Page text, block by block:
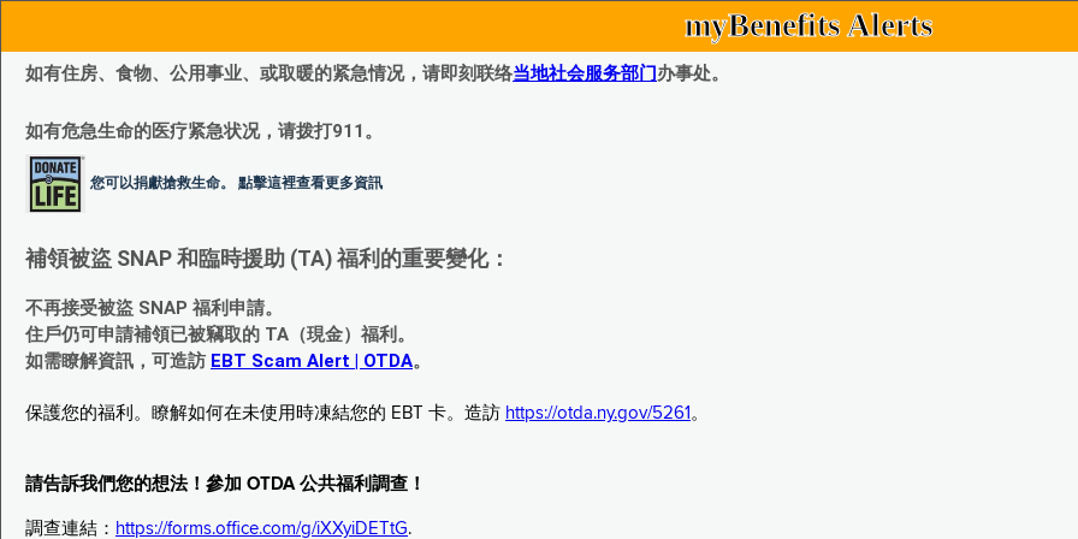
myBenefits Alerts
如有住房、食物、公用事业、或取暖的紧急情况，请即刻联络当地社会服务部门办事处。
如有危急生命的医疗紧急状况，请拨打911。
您可以捐獻搶救生命。 點擊這裡查看更多資訊
補領被盜 SNAP 和臨時援助 (TA) 福利的重要變化：
不再接受被盜 SNAP 福利申請。
住戶仍可申請補領已被竊取的 TA（現金）福利。
如需瞭解資訊，可造訪 EBT Scam Alert | OTDA。
保護您的福利。瞭解如何在未使用時凍結您的 EBT 卡。造訪 https://otda.ny.gov/5261 。
請告訴我們您的想法！參加 OTDA 公共福利調查！
調查連結： https://forms.office.com/g/iXXyiDETtG.